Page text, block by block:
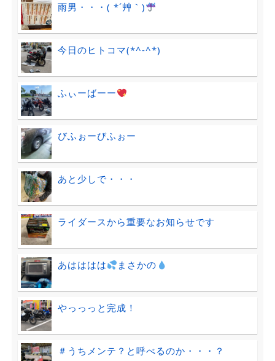
雨男・・・( *´艸｀)
今日のヒトコマ(*^-^*)
ふぃーばーー
びふぉーびふぉー
あと少しで・・・
ライダースから重要なお知らせです
あはははは まさかの
やっっっと完成！
＃うちメンテ？と呼べるのか・・・？